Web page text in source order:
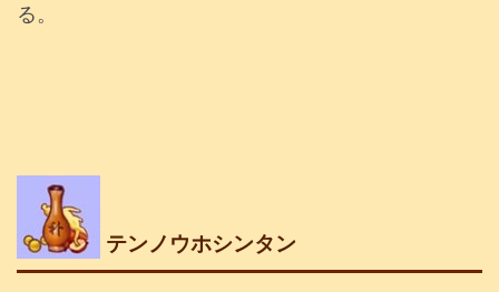
る。
テンノウホシンタン